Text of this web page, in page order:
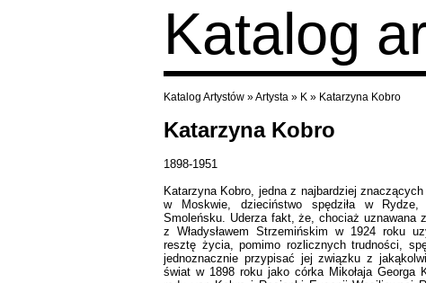
Katalog
Katalog Artystów »Artysta » K » Katarzyna Kobro
Katarzyna Kobro
1898-1951
Katarzyna Kobro, jedna z najbardziej
w Moskwie, dzieciństwo spędziła w
Smoleńsku. Uderza fakt, że, chociaż uznawana
z Władysławem Strzemińskim w 1924 roku
resztę życia, pomimo rozlicznych trudności,
jednoznacznie przypisać jej związku z
świat w 1898 roku jako córka Mikołaja Georga